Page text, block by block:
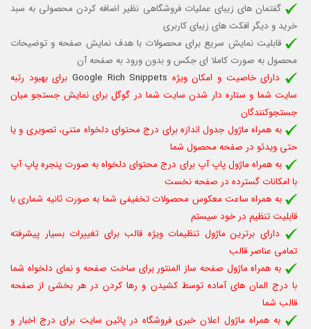
گفتمان های زیبای عملیات فروشگاهی نظیر اضافه کردن محصولی به سبد
خرید و دیگر افکت های زیبای کاربری
قابلیت نمایش سریع برای محصولات با هدف نمایش صفحه و توضیحات
محصول به صورت کاملا ای جکس و بدون ورود به صفحه آن
دارای خاصیت و امکان ویژه Google Rich Snippets برای بهبود رتبه
سایت شما و ستاره دار شدن سایت شما در گوگل برای نمایش جستجو میان
جستجوکنندگان
به همراه ماژول جدول اندازه برای درج محتوای دلخواه متنی، تصویری و یا
حتی ویدئو در صفحه محصول شما
به همراه ماژول پاپ آپ برای درج محتوای دلخواه به صورت پنجره پاپ آپ
با امکانات گسترده در صفحه نخست
به همراه ساعت معکوس محصولات تخفیفی شما به صورت ثانیه شماری با
قابلیت تنظیم در خود سیستم
دارای برترین ماژول تنظیمات ویژه قالب برای تغییرات بسیار پیشرفته
تمامی عناصر قالب
به همراه ماژول صفحه ساز المنتور برای ساخت صفحه و نمای دلخواه شما
با درج المان های آماده توسط کشیدن و رها کردن در هر بخشی از صفحه
قالب شما
به همراهماژول اعلان خبری فروشگاه در پائین سایت برای درج اخبار و